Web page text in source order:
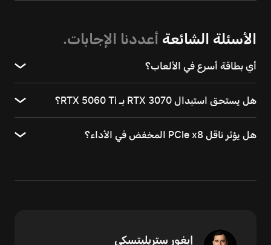
الأسئلة الشائعة أعددنا الإجابات.
أي بطاقة أسرع في الألعاب؟
هل يستحق استبدال RTX 3070 بـ RTX 5060 Ti؟
هل يؤثر ناقل PCIe x8 المخفض في الأداء؟
إيغور ستريليتسكي